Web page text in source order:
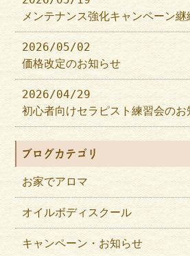
メンテナンス強化キャンペーン継
2026/05/02
価格改定のお知らせ
2026/04/29
初心者向けセラピスト練習会のお
ブログカテゴリ
お家でアロマ
オイルボディスクール
キャンペーン・お知らせ